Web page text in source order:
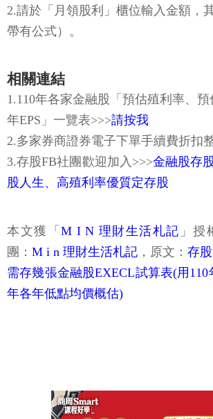
2.請於「月領股利」櫃位輸入金額，
帶有公式）。
相關連結
1.110年各家金融股「預估殖利率、
年EPS」一覽表>>>請按我
2.多家券商證券電子下單手續費折扣
3.存股FB社團歡迎加入>>>金融股存
股人生 、 高殖利率優質定存股
本文獲「M I N 理財生活札記 」授
團： M i n 理財生活札記 ，原文： 存
需存幾張金融股EXECL試算表(用
年各年低點均價概估)